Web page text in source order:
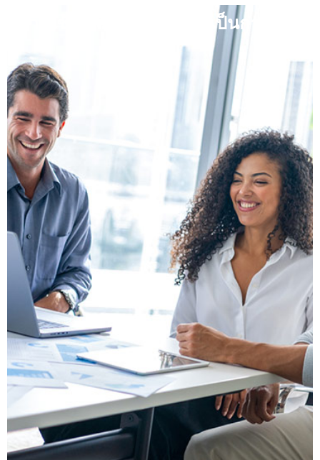
การใช้ทรัพย์สินของบริษัทเป็นการส่วน